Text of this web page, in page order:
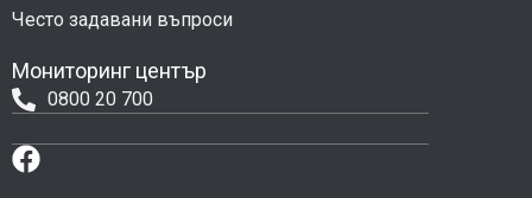
Често задавани въпроси
Мониторинг център
0800 20 700